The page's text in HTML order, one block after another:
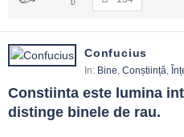
Confucius
In: Bine, Conștiință,
Constiinta este lumina
distinge binele de rau.